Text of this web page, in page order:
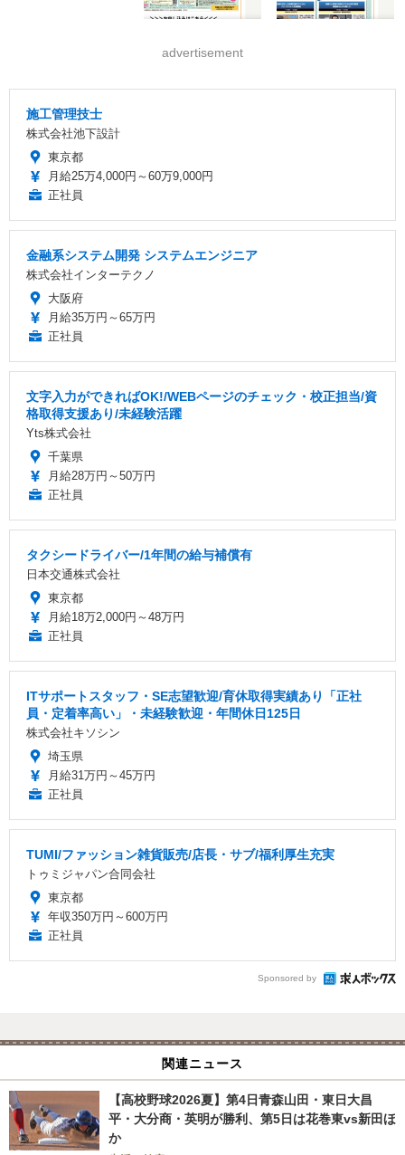
advertisement
施工管理技士
株式会社池下設計
東京都
月給25万4,000円～60万9,000円
正社員
金融系システム開発 システムエンジニア
株式会社インターテクノ
大阪府
月給35万円～65万円
正社員
文字入力ができればOK!/WEBページのチェック・校正担当/資
格取得支援あり/未経験活躍
Yts株式会社
千葉県
月給28万円～50万円
正社員
タクシードライバー/1年間の給与補償有
日本交通株式会社
東京都
月給18万2,000円～48万円
正社員
ITサポートスタッフ・SE志望歓迎/育休取得実績あり「正社
員・定着率高い」・未経験歓迎・年間休日125日
株式会社キソシン
埼玉県
月給31万円～45万円
正社員
TUMI/ファッション雑貨販売/店長・サブ/福利厚生充実
トゥミジャパン合同会社
東京都
年収350万円～600万円
正社員
Sponsored by
関連ニュース
【高校野球2026夏】第4日青森山田・東日大昌
平・大分商・英明が勝利、第5日は花巻東vs新田ほ
か